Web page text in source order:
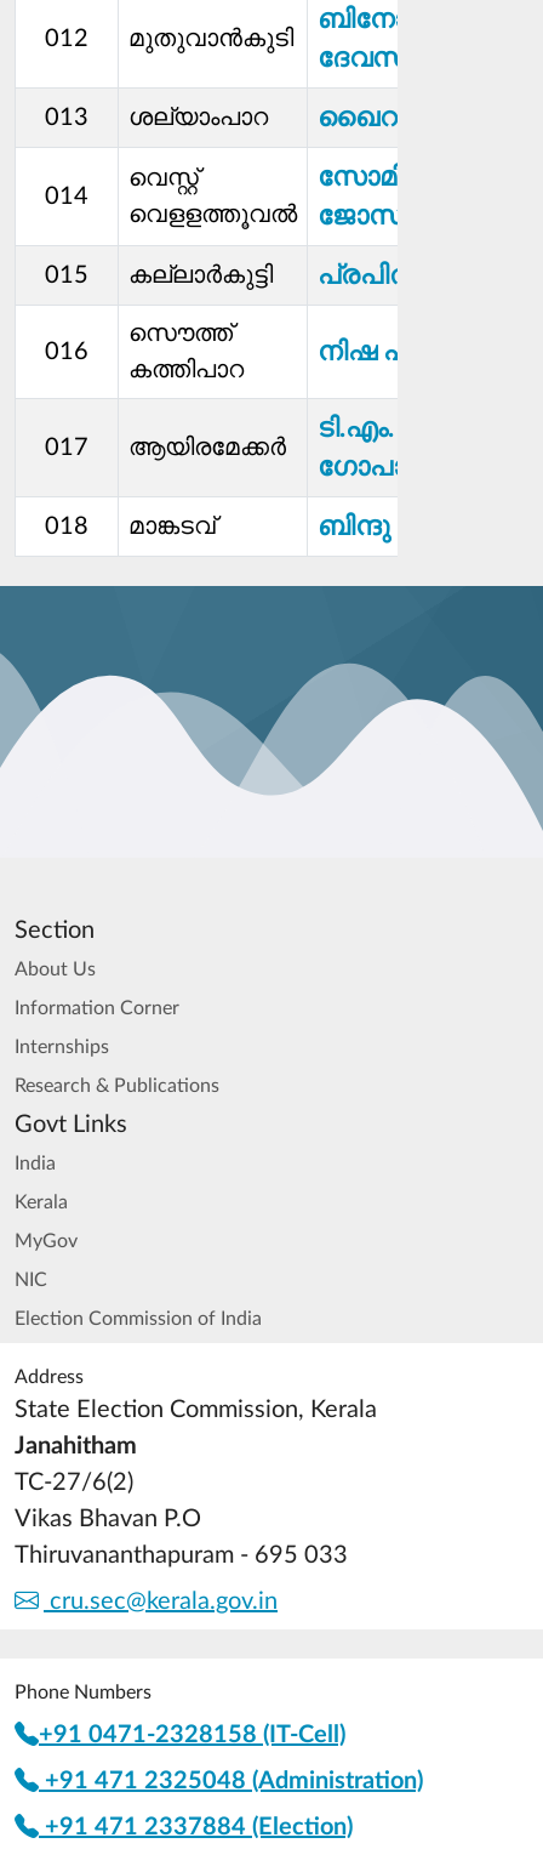
012 മുതുവാന്‍കുടി
ബിനോയി
ദേവസ്യ
013 ശല്യാംപാറ ഖൈറുന്നീസ
014
വെസ്റ്റ്
വെളളത്തൂവൽ
സോമി
ജോസഫ്
015 കല്ലാര്‍കുട്ടി പ്രപിത പീറ്റർ
016
സൌത്ത്
കത്തിപാറ
നിഷ പി എസ്
017 ആയിരമേക്കർ
ടി.എം.
ഗോപാലകൃഷ്ണൻ
018 മാങ്കടവ് ബിന്ദു രാജേഷ്
Section
About Us
Information Corner
Internships
Research & Publications
Govt Links
India
Kerala
MyGov
NIC
Election Commission of India
Address
State Election Commission, Kerala
Janahitham
TC-27/6(2)
Vikas Bhavan P.O
Thiruvananthapuram - 695 033
cru.sec@kerala.gov.in
Phone Numbers
+91 0471-2328158 (IT-Cell)
+91 471 2325048 (Administration)
+91 471 2337884 (Election)